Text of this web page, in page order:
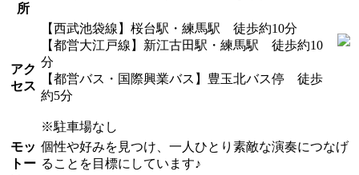
所
アク
セス
【西武池袋線】桜台駅・練馬駅 徒歩約10分
【都営大江戸線】新江古田駅・練馬駅 徒歩約10
分
【都営バス・国際興業バス】豊玉北バス停 徒歩
約5分
※駐車場なし
モッ
トー
個性や好みを見つけ、一人ひとり素敵な演奏につなげ
ることを目標にしています♪